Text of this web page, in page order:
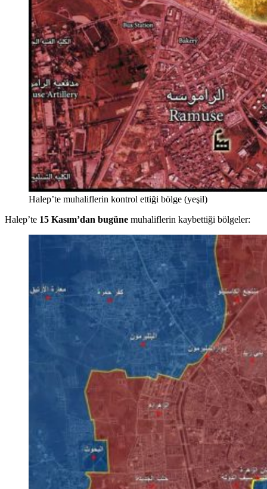
Halep’te muhaliflerin kontrol ettiği bölge (yeşil)
Halep’te 15 Kasım’dan bugüne muhaliflerin kaybettiği bölgeler: